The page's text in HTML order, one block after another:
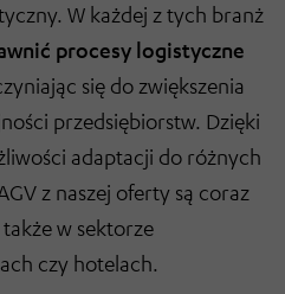
W każdej z tych branż
procesy logistyczne
się do zwiększenia
przedsiębiorstw. Dzięki
adaptacji do różnych
z naszej oferty są coraz
w sektorze
czy hotelach.